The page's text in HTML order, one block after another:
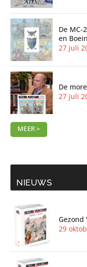
De MC-
en
27 juli
De
27 juli
MEER >
NIEUWS
Gezond
29